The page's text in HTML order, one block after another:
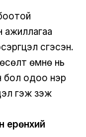
ажиллагаа
үүсгэсэн.
өмнө нь
бол одоо нэр
гэж үзэж
ерөнхий